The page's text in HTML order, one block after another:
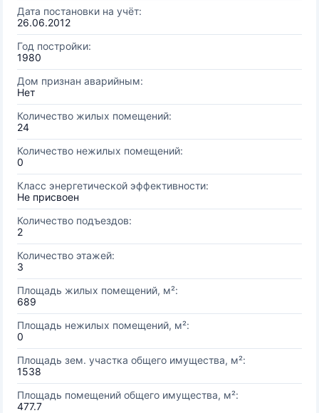
Дата постановки на учёт:
26.06.2012
Год постройки:
1980
Дом признан аварийным:
Нет
Количество жилых помещений:
24
Количество нежилых помещений:
0
Класс энергетической эффективности:
Не присвоен
Количество подъездов:
2
Количество этажей:
3
Площадь жилых помещений, м²:
689
Площадь нежилых помещений, м²:
0
Площадь зем. участка общего имущества, м²:
1538
Площадь помещений общего имущества, м²:
477.7